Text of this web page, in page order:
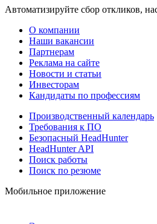
Автоматизируйте сбор откликов,
О компании
Наши вакансии
Партнерам
Реклама на сайте
Новости и статьи
Инвесторам
Кандидаты по профессиям
Производственный календарь
Требования к ПО
Безопасный HeadHunter
HeadHunter API
Поиск работы
Поиск по резюме
Мобильное приложение